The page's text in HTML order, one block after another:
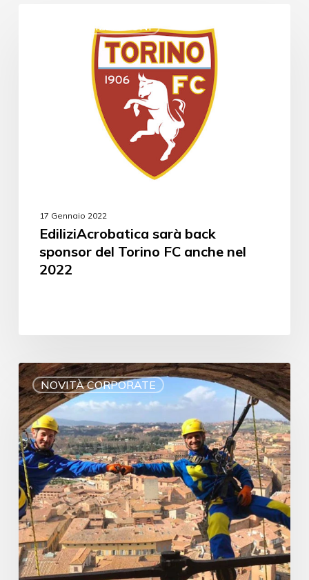
SPONSORIZZAZIONI
17 Gennaio 2022
EdiliziAcrobatica sarà back
sponsor del Torino FC anche nel
2022
NOVITÀ CORPORATE